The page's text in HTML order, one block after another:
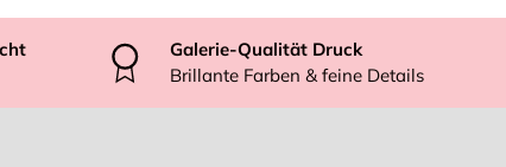
Galerie-Qualität Druck
Brillante Farben & feine Details